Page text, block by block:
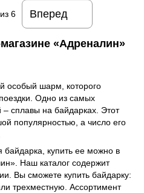
6 Вперед
«Адреналин»
особый шарм, которого
Одно из самых
сплавы на байдарках. Этот
популярностью, а число его
байдарка, купить ее можно в
. Наш каталог содержит
Вы сможете купить байдарку:
трехместную. Ассортимент